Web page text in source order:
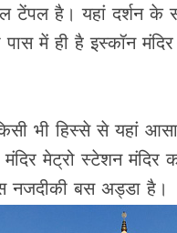
टेंपल है। यहां दर्शन के
में ही है इस्कॉन
भी हिस्से से यहां
मेट्रो स्टेशन
बस अड्डा है।